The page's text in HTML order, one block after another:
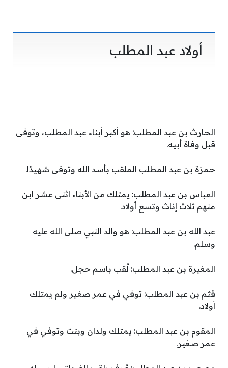
أولاد عبد المطلب
الحارث بن عبد المطلب: هو أكبر أبناء عبد المطلب، وتوفى
قبل وفاة أبيه.
حمزة بن عبد المطلب الملقب بأسد الله وتوفى شهيدًا.
العباس بن عبد المطلب: يمتلك من الأبناء اثنى عشر ابن
منهم ثلاث إناث وتسع أولاد.
عبد الله بن عبد المطلب: هو والد النبي صلى الله عليه
وسلم.
المغيرة بن عبد المطلب: لُقب باسم حجل.
قثم بن عبد المطلب: توفي في عمر صغير ولم يمتلك
أولاد.
المقوم بن عبد المطلب: يمتلك ولدان وبنت وتوفي في
عمر صغير.